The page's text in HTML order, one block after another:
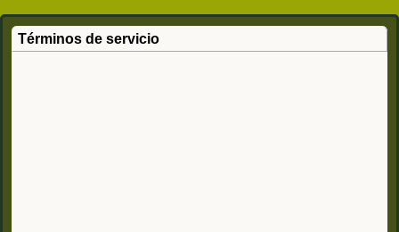
Términos de servicio